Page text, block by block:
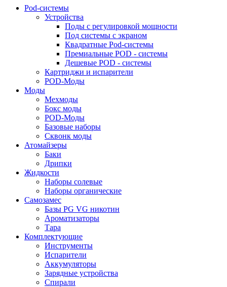
Pod-системы
Устройства
Поды с регулировкой мощности
Под системы с экраном
Квадратные Pod-системы
Премиальные POD - системы
Дешевые POD - системы
Картриджи и испарители
POD-Моды
Моды
Мехмоды
Бокс моды
POD-Моды
Базовые наборы
Сквонк моды
Атомайзеры
Баки
Дрипки
Жидкости
Наборы солевые
Наборы органические
Самозамес
Базы PG VG никотин
Ароматизаторы
Тара
Комплектующие
Инструменты
Испарители
Аккумуляторы
Зарядные устройства
Спирали